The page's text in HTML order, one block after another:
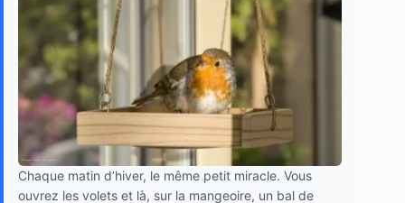
Chaque matin d’hiver, le même petit miracle. Vous
ouvrez les volets et là, sur la mangeoire, un bal de